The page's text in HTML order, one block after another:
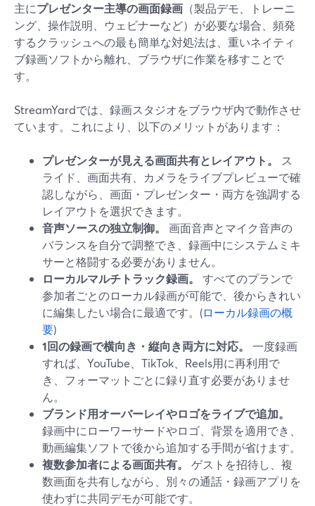
主にプレゼンター主導の画面録画 （製品デモ、トレーニ
ング、操作説明、ウェビナーなど）が必要な場合、頻発
するクラッシュへの最も簡単な対処法は、重いネイティ
ブ録画ソフトから離れ、ブラウザに作業を移すことで
す。
StreamYardでは、録画スタジオをブラウザ内で動作させ
ています。これにより、以下のメリットがあります：
プレゼンターが見える画面共有とレイアウト。
ス
ライド、画面共有、カメラをライブプレビューで確
認しながら、画面・プレゼンター・両方を強調する
レイアウトを選択できます。
音声ソースの独立制御。
画面音声とマイク音声の
バランスを自分で調整でき、録画中にシステムミキ
サーと格闘する必要がありません。
ローカルマルチトラック録画。
すべてのプランで
参加者ごとのローカル録画が可能で、後からきれい
に編集したい場合に最適です。(ローカル録画の概
要)
1回の録画で横向き・縦向き両方に対応。
一度録画
すれば、YouTube、TikTok、Reels用に再利用で
き、フォーマットごとに録り直す必要がありませ
ん。
ブランド用オーバーレイやロゴをライブで追加。
録画中にローワーサードやロゴ、背景を適用でき、
動画編集ソフトで後から追加する手間が省けます。
複数参加者による画面共有。
ゲストを招待し、複
数画面を共有しながら、別々の通話・録画アプリを
使わずに共同デモが可能です。